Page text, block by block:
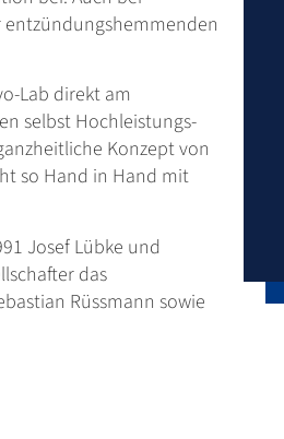
Lab direkt am
selbst Hochleistungs-
Konzept von
so Hand in Hand mit
Josef Lübke und
das
Rüssmann sowie